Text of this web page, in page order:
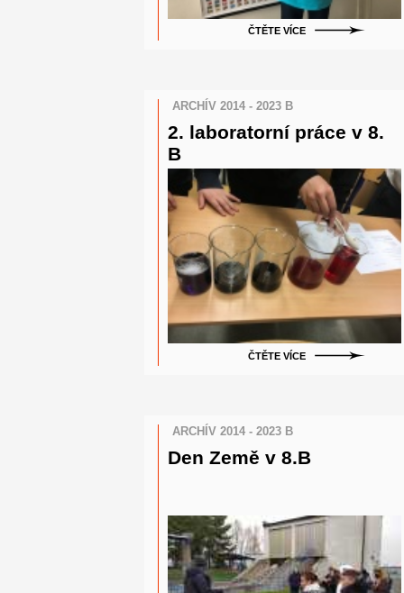
ČTĚTE VÍCE
ARCHÍV 2014 - 2023 B
2. laboratorní práce v 8.
B
ČTĚTE VÍCE
ARCHÍV 2014 - 2023 B
Den Země v 8.B